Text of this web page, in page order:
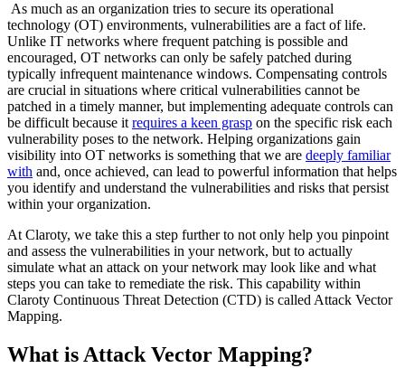
As much as an organization tries to secure its operational
technology (OT) environments, vulnerabilities are a fact of life.
Unlike IT networks where frequent patching is possible and
encouraged, OT networks can only be safely patched during
typically infrequent maintenance windows. Compensating controls
are crucial in situations where critical vulnerabilities cannot be
patched in a timely manner, but implementing adequate controls can
be difficult because it requires a keen grasp on the specific risk each
vulnerability poses to the network. Helping organizations gain
visibility into OT networks is something that we are deeply familiar
with and, once achieved, can lead to powerful information that helps
you identify and understand the vulnerabilities and risks that persist
within your organization.
At Claroty, we take this a step further to not only help you pinpoint
and assess the vulnerabilities in your network, but to actually
simulate what an attack on your network may look like and what
steps you can take to remediate the risk. This capability within
Claroty Continuous Threat Detection (CTD) is called Attack Vector
Mapping.
What is Attack Vector Mapping?